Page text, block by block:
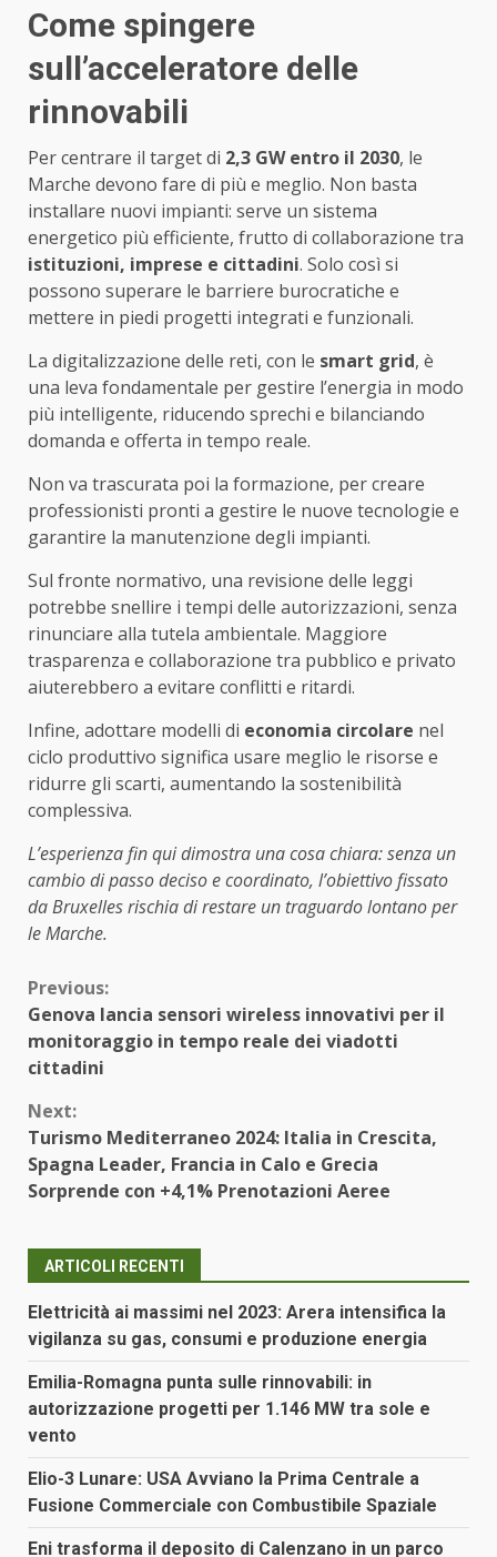
Come spingere
sull’acceleratore delle
rinnovabili
Per centrare il target di 2,3 GW entro il 2030, le
Marche devono fare di più e meglio. Non basta
installare nuovi impianti: serve un sistema
energetico più efficiente, frutto di collaborazione tra
istituzioni, imprese e cittadini. Solo così si
possono superare le barriere burocratiche e
mettere in piedi progetti integrati e funzionali.
La digitalizzazione delle reti, con le smart grid, è
una leva fondamentale per gestire l’energia in modo
più intelligente, riducendo sprechi e bilanciando
domanda e offerta in tempo reale.
Non va trascurata poi la formazione, per creare
professionisti pronti a gestire le nuove tecnologie e
garantire la manutenzione degli impianti.
Sul fronte normativo, una revisione delle leggi
potrebbe snellire i tempi delle autorizzazioni, senza
rinunciare alla tutela ambientale. Maggiore
trasparenza e collaborazione tra pubblico e privato
aiuterebbero a evitare conflitti e ritardi.
Infine, adottare modelli di economia circolare nel
ciclo produttivo significa usare meglio le risorse e
ridurre gli scarti, aumentando la sostenibilità
complessiva.
L’esperienza fin qui dimostra una cosa chiara: senza un
cambio di passo deciso e coordinato, l’obiettivo fissato
da Bruxelles rischia di restare un traguardo lontano per
le Marche.
Continue
Reading
Previous:
Genova lancia sensori wireless innovativi per il
monitoraggio in tempo reale dei viadotti
cittadini
Next:
Turismo Mediterraneo 2024: Italia in Crescita,
Spagna Leader, Francia in Calo e Grecia
Sorprende con +4,1% Prenotazioni Aeree
ARTICOLI RECENTI
Elettricità ai massimi nel 2023: Arera intensifica la
vigilanza su gas, consumi e produzione energia
Emilia-Romagna punta sulle rinnovabili: in
autorizzazione progetti per 1.146 MW tra sole e
vento
Elio-3 Lunare: USA Avviano la Prima Centrale a
Fusione Commerciale con Combustibile Spaziale
Eni trasforma il deposito di Calenzano in un parco